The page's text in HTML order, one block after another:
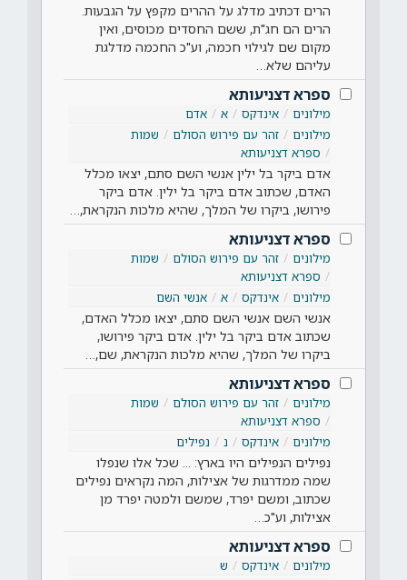
הרים דכתיב מדלג על ההרים מקפץ על הגבעות.
הרים הם חג"ת, ששם החסדים מכוסים, ואין
מקום שם לגילוי חכמה, וע"כ החכמה מדלגת
עליהם שלא…
ספרא דצניעותא
מילונים אינדקס א
אדם
מילונים
זהר עם פירוש הסולם
שמות
ספרא דצניעותא
אדם ביקר בל ילין אנשי השם סתם, יצאו מכלל
האדם, שכתוב אדם ביקר בל ילין. אדם ביקר
פירושו, ביקרו של המלך, שהיא מלכות הנקראת,…
ספרא דצניעותא
מילונים זהר עם פירוש הסולם
שמות
ספרא דצניעותא
מילונים
אינדקס א אנשי השם
אנשי השם אנשי השם סתם, יצאו מכלל האדם,
שכתוב אדם ביקר בל ילין. אדם ביקר פירושו,
ביקרו של המלך, שהיא מלכות הנקראת, שם,…
ספרא דצניעותא
מילונים זהר עם פירוש הסולם
שמות
ספרא דצניעותא
מילונים
אינדקס נ נפילים
נפילים הנפילים היו בארץ: ... שכל אלו שנפלו
שמה ממדרגות של אצילות, המה נקראים נפילים
שכתוב, ומשם יפרד, שמשם ולמטה יפרד מן
אצילות, וע"כ…
ספרא דצניעותא
מילונים אינדקס
ש